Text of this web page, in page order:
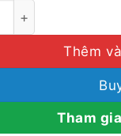
BÔNG MEN
Thêm
Tham